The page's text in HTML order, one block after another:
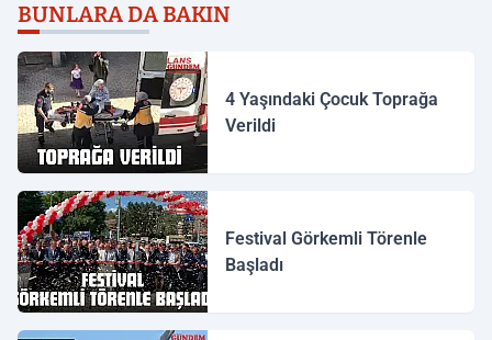
BUNLARA DA BAKIN
4 Yaşındaki Çocuk Toprağa
Verildi
Festival Görkemli Törenle
Başladı